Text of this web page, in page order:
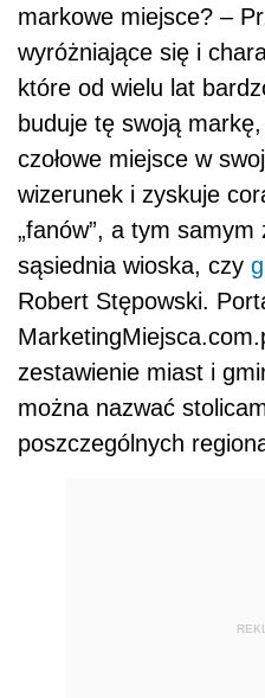
markowe miejsce? –
wyróżniające się i
które od wielu lat
buduje tę swoją
czołowe miejsce w
wizerunek i zyskuje
„fanów”, a tym samym
sąsiednia wioska, czy
Robert Stępowski.
zestawienie miast i
można nazwać
poszczególnych